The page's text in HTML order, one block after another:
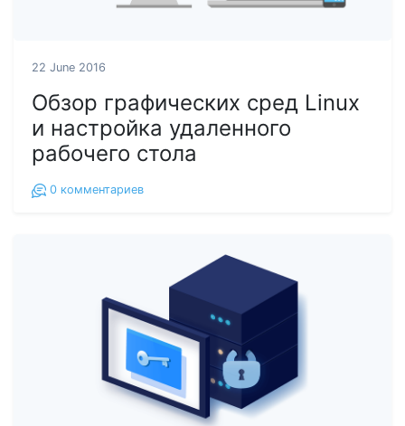
22 June 2016
Обзор графических сред Linux
и настройка удаленного
рабочего стола
0 комментариев